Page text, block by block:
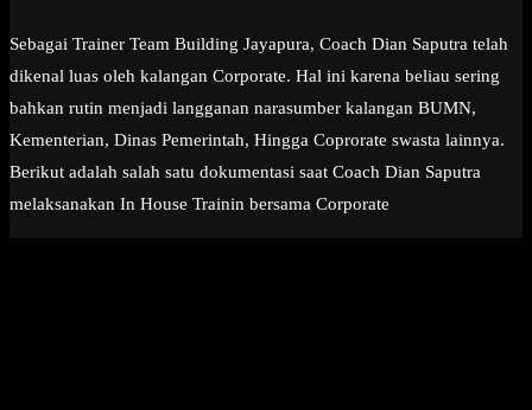
Sebagai Trainer Team Building Jayapura, Coach Dian Saputra telah
dikenal luas oleh kalangan Corporate. Hal ini karena beliau sering
bahkan rutin menjadi langganan narasumber kalangan BUMN,
Kementerian, Dinas Pemerintah, Hingga Coprorate swasta lainnya.
Berikut adalah salah satu dokumentasi saat Coach Dian Saputra
melaksanakan In House Trainin bersama Corporate